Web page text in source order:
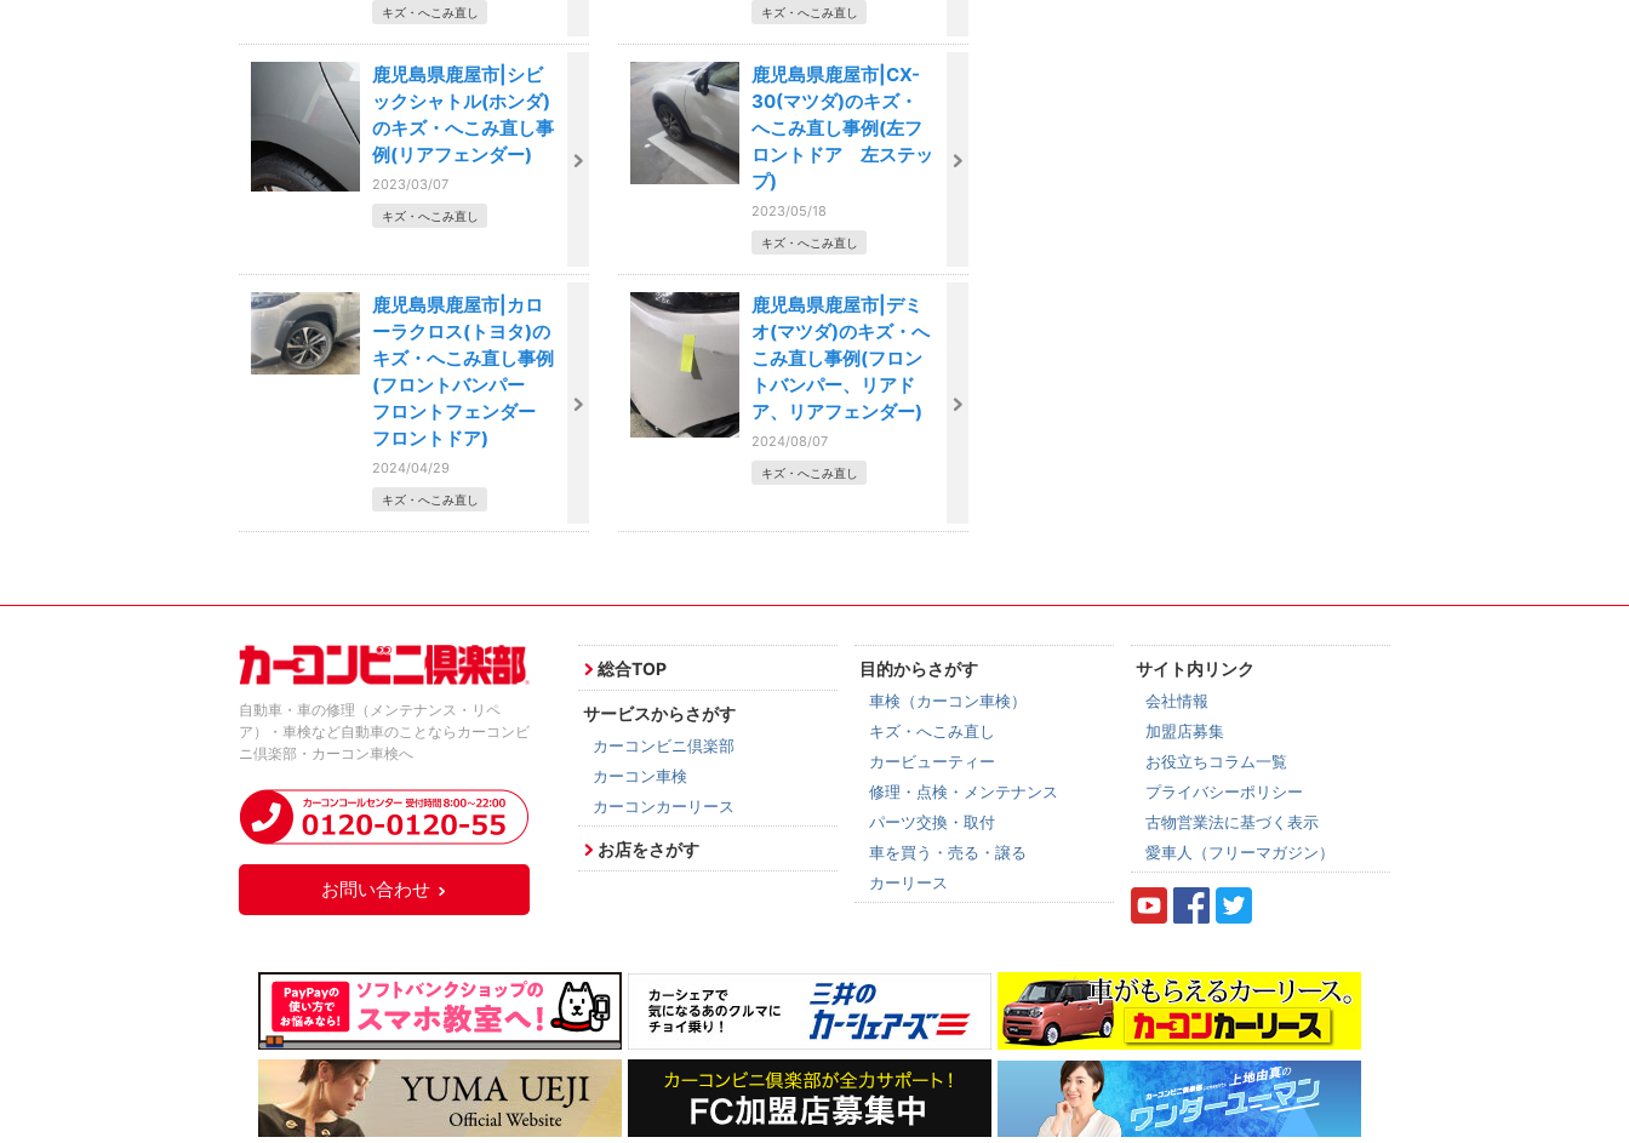
キズ・へこみ直し キズ・へこみ直し
鹿児島県鹿屋市|シビ
ックシャトル(ホンダ)
のキズ・へこみ直し事
例(リアフェンダー)
2023/03/07
キズ・へこみ直し
鹿児島県鹿屋市|CX-
30(マツダ)のキズ・
へこみ直し事例(左フ
ロントドア 左ステッ
プ)
2023/05/18
キズ・へこみ直し
鹿児島県鹿屋市|カロ
ーラクロス(トヨタ)の
キズ・へこみ直し事例
(フロントバンパー
フロントフェンダー
フロントドア)
2024/04/29
キズ・へこみ直し
鹿児島県鹿屋市|デミ
オ(マツダ)のキズ・へ
こみ直し事例(フロン
トバンパー、リアド
ア、リアフェンダー)
2024/08/07
キズ・へこみ直し
自動車・車の修理（メンテナンス・リペ
ア）・車検など自動車のことならカーコンビ
ニ倶楽部・カーコン車検へ
お問い合わせ
総合TOP
サービスからさがす
カーコンビニ倶楽部
カーコン車検
カーコンカーリース
お店をさがす
目的からさがす
車検（カーコン車検）
キズ・へこみ直し
カービューティー
修理・点検・メンテナンス
パーツ交換・取付
車を買う・売る・譲る
カーリース
サイト内リンク
会社情報
加盟店募集
お役立ちコラム一覧
プライバシーポリシー
古物営業法に基づく表示
愛車人（フリーマガジン）